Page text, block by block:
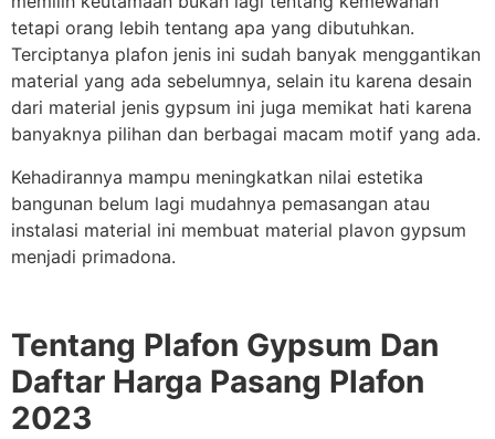
tetapi orang lebih tentang apa yang dibutuhkan.
Terciptanya plafon jenis ini sudah banyak menggantikan
material yang ada sebelumnya, selain itu karena desain
dari material jenis gypsum ini juga memikat hati karena
banyaknya pilihan dan berbagai macam motif yang ada.
Kehadirannya mampu meningkatkan nilai estetika
bangunan belum lagi mudahnya pemasangan atau
instalasi material ini membuat material plavon gypsum
menjadi primadona.
Tentang Plafon Gypsum Dan
Daftar Harga Pasang Plafon
2023